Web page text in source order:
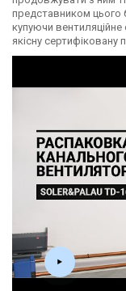
представником цього
купуючи
якісну сертифіковану